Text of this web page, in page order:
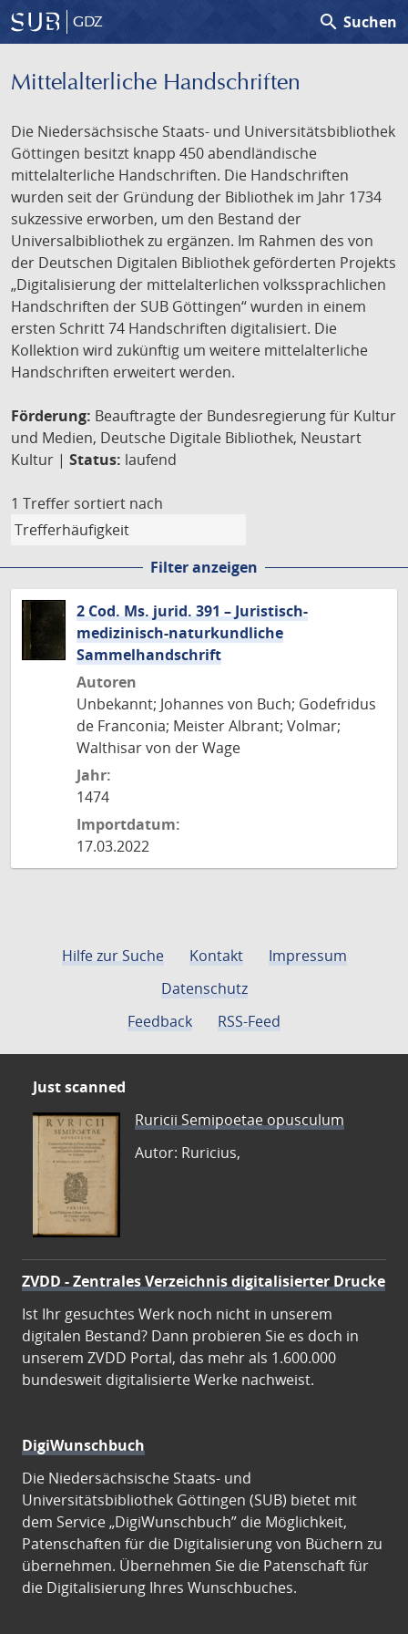
GDZ search Suchen
Mittelalterliche Handschriften
Die Niedersächsische Staats- und Universitätsbibliothek
Göttingen besitzt knapp 450 abendländische
mittelalterliche Handschriften. Die Handschriften
wurden seit der Gründung der Bibliothek im Jahr 1734
sukzessive erworben, um den Bestand der
Universalbibliothek zu ergänzen. Im Rahmen des von
der Deutschen Digitalen Bibliothek geförderten Projekts
„Digitalisierung der mittelalterlichen volkssprachlichen
Handschriften der SUB Göttingen“ wurden in einem
ersten Schritt 74 Handschriften digitalisiert. Die
Kollektion wird zukünftig um weitere mittelalterliche
Handschriften erweitert werden.
Förderung: Beauftragte der Bundesregierung für Kultur
und Medien, Deutsche Digitale Bibliothek, Neustart
Kultur | Status: laufend
1 Treffer sortiert nach
Filter anzeigen
2 Cod. Ms. jurid. 391 – Juristisch-
medizinisch-naturkundliche
Sammelhandschrift
Autoren
Unbekannt; Johannes von Buch; Godefridus
de Franconia; Meister Albrant; Volmar;
Walthisar von der Wage
Jahr:
1474
Importdatum:
17.03.2022
Hilfe zur Suche Kontakt
Impressum
Datenschutz
Feedback
RSS-Feed
Just scanned
Ruricii Semipoetae opusculum
Autor: Ruricius,
ZVDD - Zentrales Verzeichnis digitalisierter Drucke
Ist Ihr gesuchtes Werk noch nicht in unserem
digitalen Bestand? Dann probieren Sie es doch in
unserem ZVDD Portal, das mehr als 1.600.000
bundesweit digitalisierte Werke nachweist.
DigiWunschbuch
Die Niedersächsische Staats- und
Universitätsbibliothek Göttingen (SUB) bietet mit
dem Service „DigiWunschbuch” die Möglichkeit,
Patenschaften für die Digitalisierung von Büchern zu
übernehmen. Übernehmen Sie die Patenschaft für
die Digitalisierung Ihres Wunschbuches.